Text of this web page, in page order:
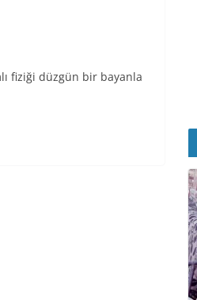
fiziği düzgün bir bayanla